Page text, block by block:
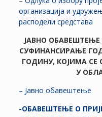
организација и
расподели средстава
ЈАВНО
СУФИНАНСИРАЊЕ
ГОДИНУ, КОЈИМА СЕ
У
– Јавно обавештење
-ОБАВЕШТЕЊЕ О